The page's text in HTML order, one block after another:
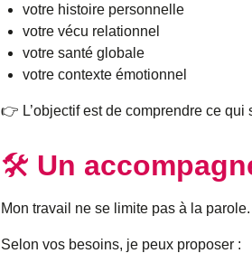
votre histoire personnelle
votre vécu relationnel
votre santé globale
votre contexte émotionnel
👉 L’objectif est de comprendre ce
🛠 Un
Mon travail ne se limite pas à la parole.
Selon vos besoins, je peux proposer :